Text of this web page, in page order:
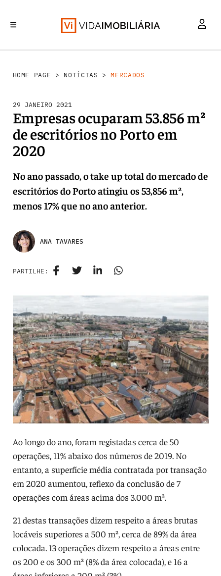
HOME PAGE > NOTÍCIAS >MERCADOS
29 JANEIRO 2021
Empresas ocuparam 53.856 m²
de escritórios no Porto em
2020
No ano passado, o take up total do mercado de
escritórios do Porto atingiu os 53,856 m²,
menos 17% que no ano anterior.
ANA TAVARES
PARTILHE:
Ao longo do ano, foram registadas cerca de 50
operações, 11% abaixo dos números de 2019. No
entanto, a superfície média contratada por transação
em 2020 aumentou, reflexo da conclusão de 7
operações com áreas acima dos 3.000 m².
21 destas transações dizem respeito a áreas brutas
locáveis superiores a 500 m², cerca de 89% da área
colocada. 13 operações dizem respeito a áreas entre
os 200 e os 300 m² (8% da área colocada), e 16 a